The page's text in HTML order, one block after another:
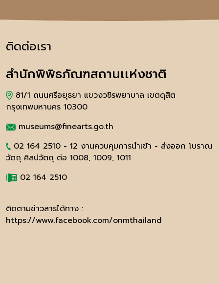
ติดต่อเรา
สำนักพิพิธภัณฑสถานเเห่งชาติ
81/1 ถนนศรีอยุธยา แขวงวชิรพยาบาล เขตดุสิต
กรุงเทพมหานคร 10300
museums@finearts.go.th
02 164 2510 - 12 งานควบคุมการนำเข้า - ส่งออก โบราณ
วัตถุ ศิลปวัตถุ ต่อ 1008, 1009, 1011
02 164 2510
ติดตามข่าวสารได้ทาง :
https://www.facebook.com/onmthailand